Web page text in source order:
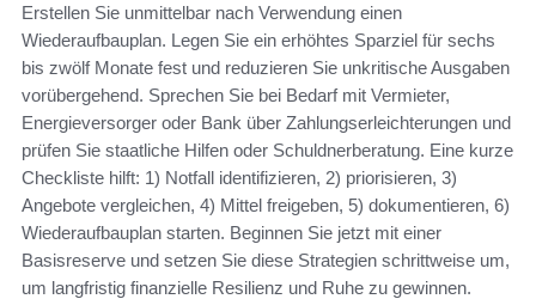
Erstellen Sie unmittelbar nach Verwendung einen
Wiederaufbauplan. Legen Sie ein erhöhtes Sparziel für sechs
bis zwölf Monate fest und reduzieren Sie unkritische Ausgaben
vorübergehend. Sprechen Sie bei Bedarf mit Vermieter,
Energieversorger oder Bank über Zahlungserleichterungen und
prüfen Sie staatliche Hilfen oder Schuldnerberatung. Eine kurze
Checkliste hilft: 1) Notfall identifizieren, 2) priorisieren, 3)
Angebote vergleichen, 4) Mittel freigeben, 5) dokumentieren, 6)
Wiederaufbauplan starten. Beginnen Sie jetzt mit einer
Basisreserve und setzen Sie diese Strategien schrittweise um,
um langfristig finanzielle Resilienz und Ruhe zu gewinnen.